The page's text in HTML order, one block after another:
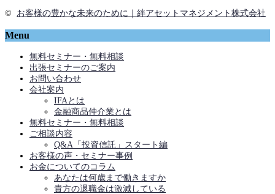
© お客様の豊かな未来のために｜絆アセットマネジメント株式会社
Menu
無料セミナー・無料相談
出張セミナーのご案内
お問い合わせ
会社案内
IFAとは
金融商品仲介業とは
無料セミナー・無料相談
ご相談内容
Q&A「投資信託」スタート編
お客様の声・セミナー事例
お金についてのコラム
あなたは何歳まで働きますか
貴方の退職金は激減している